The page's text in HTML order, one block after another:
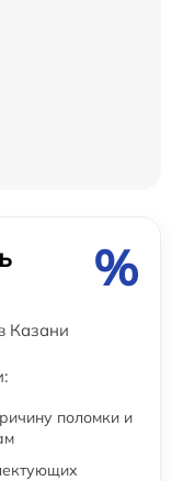
%
Казани
поломки и